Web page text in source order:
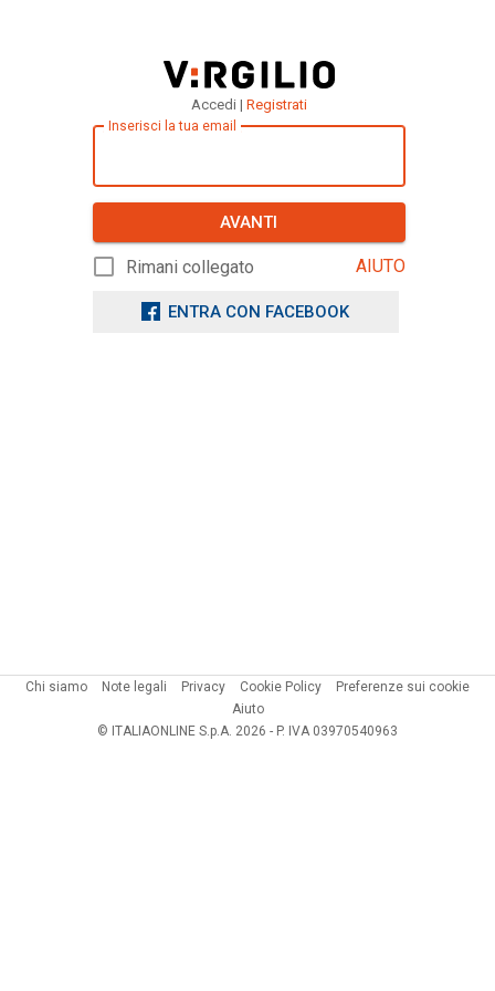
Accedi | Registrati
Inserisci la tua email
AVANTI
Rimani collegato AIUTO
ENTRA CON FACEBOOK
Chi siamo Note legali Privacy Cookie Policy
Preferenze sui cookie
Aiuto
© ITALIAONLINE S.p.A. 2026 - P. IVA 03970540963